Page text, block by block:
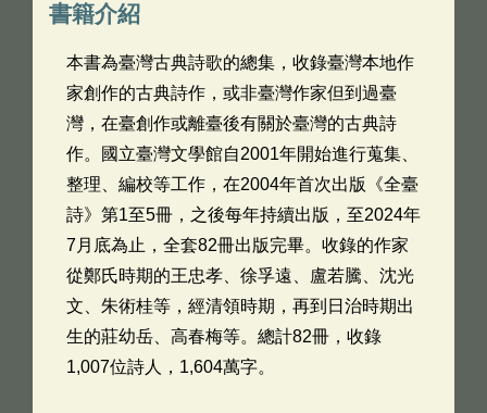
書籍介紹
本書為臺灣古典詩歌的總集，收錄臺灣本地作
家創作的古典詩作，或非臺灣作家但到過臺
灣，在臺創作或離臺後有關於臺灣的古典詩
作。國立臺灣文學館自2001年開始進行蒐集、
整理、編校等工作，在2004年首次出版《全臺
詩》第1至5冊，之後每年持續出版，至2024年
7月底為止，全套82冊出版完畢。收錄的作家
從鄭氏時期的王忠孝、徐孚遠、盧若騰、沈光
文、朱術桂等，經清領時期，再到日治時期出
生的莊幼岳、高春梅等。總計82冊，收錄
1,007位詩人，1,604萬字。